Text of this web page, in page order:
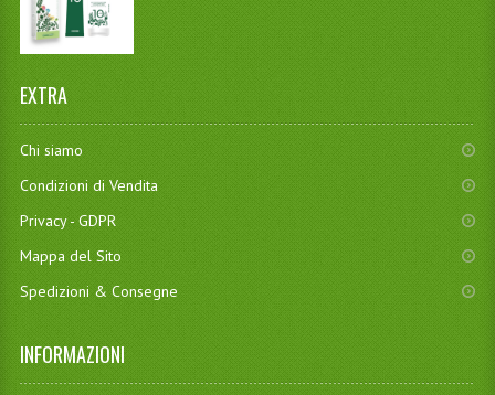
EXTRA
Chi siamo
Condizioni di Vendita
Privacy - GDPR
Mappa del Sito
Spedizioni & Consegne
INFORMAZIONI